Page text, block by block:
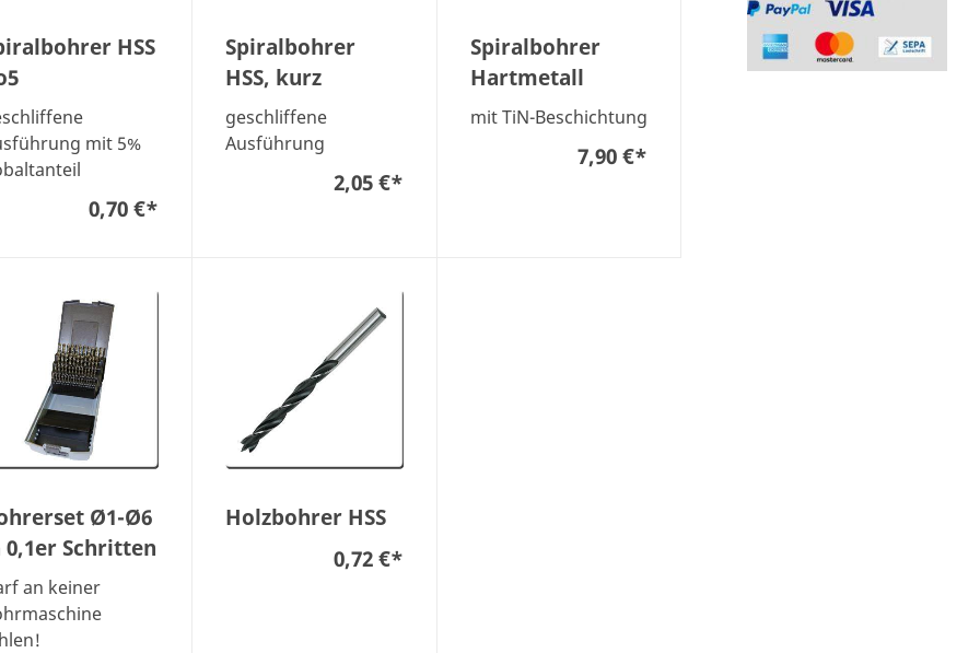
HSS
mit 5%
0,70 €*
Spiralbohrer
HSS, kurz
geschliffene
Ausführung
2,05 €*
Spiralbohrer
Hartmetall
mit TiN-Beschichtung
7,90 €*
Ø1-Ø6
0,1er Schritten
an keiner
Holzbohrer HSS
0,72 €*